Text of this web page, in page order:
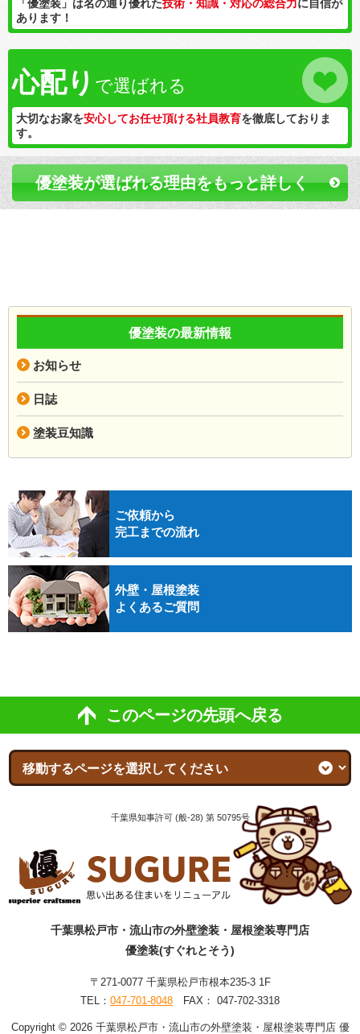
「優塗装」は名の通り優れた技術・知識・対応の総合力に自信が
あります！
心配り で選ばれる
大切なお家を安心してお任せ頂ける社員教育を徹底しておりま
す。
優塗装が選ばれる理由をもっと詳しく
優塗装の最新情報
お知らせ
日誌
塗装豆知識
ご依頼から
完工までの流れ
外壁・屋根塗装
よくあるご質問
このページの先頭へ戻る
千葉県知事許可 (般-28) 第 50795号
千葉県松戸市・流山市の外壁塗装・屋根塗装専門店
優塗装(すぐれとそう)
〒271-0077 千葉県松戸市根本235-3 1F
TEL： 047-701-8048 FAX： 047-702-3318
Copyright © 2026 千葉県松戸市・流山市の外壁塗装・屋根塗装専門店 優